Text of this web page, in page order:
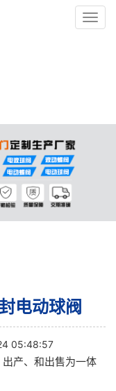
电动球阀
05:48:57
产、和出售为一体